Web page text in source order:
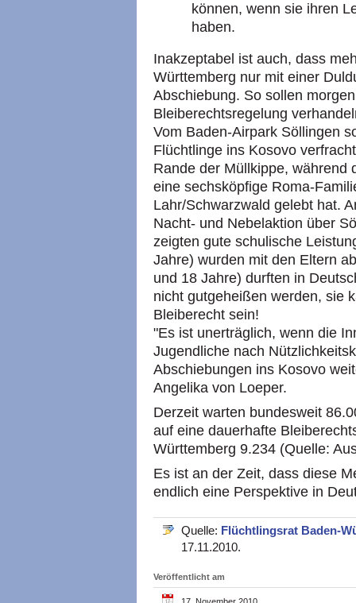
können, wenn sie ihren
haben.
Inakzeptabel ist auch, dass
Württemberg nur mit einer
Abschiebung. So sollen
Bleiberechtsregelung
Vom Baden-Airpark Söllingen
Flüchtlinge ins Kosovo
Rande der Müllkippe, während
eine sechsköpfige Roma-
Lahr/Schwarzwald gelebt hat.
Nacht- und Nebelaktion über
zeigten gute schulische
Jahre) wurden mit den Eltern
und 18 Jahre) durften in
nicht gutgeheißen werden, sie
Bleiberecht sein!
"Es ist unerträglich, wenn die
Jugendliche nach
Abschiebungen ins Kosovo
Angelika von Loeper.
Derzeit warten bundesweit
auf eine dauerhafte
Württemberg 9.234 (Quelle:
Es ist an der Zeit, dass diese
endlich eine Perspektive in
Quelle: Flüchtlingsrat Baden-
17.11.2010.
Veröffentlicht am